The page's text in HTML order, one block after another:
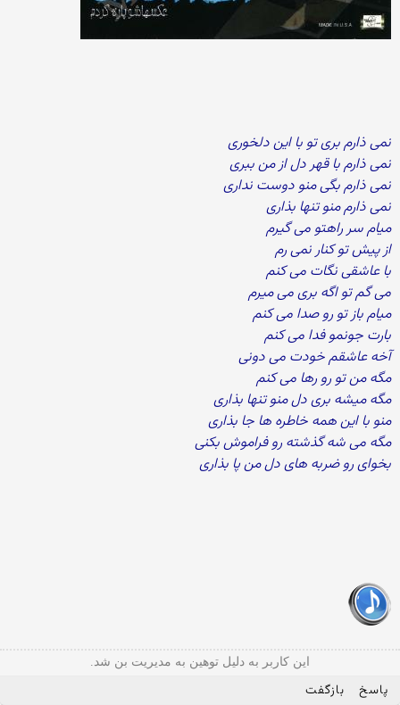
نمی ذارم بری تو با این دلخوری
نمی ذارم با قهر دل از من ببری
نمی ذارم بگی منو دوست نداری
نمی ذارم منو تنها بذاری
میام سر راهتو می گیرم
از پیش تو کنار نمی رم
با عاشقی نگات می کنم
می گم تو اگه بری می میرم
میام باز تو رو صدا می کنم
بارت جونمو فدا می کنم
آخه عاشقم خودت می دونی
مگه من تو رو رها می کنم
مگه میشه بری دل منو تنها بذاری
منو با این همه خاطره ها جا بذاری
مگه می شه گذشته رو فراموش بکنی
بخوای رو ضربه های دل من پا بذاری
این کاربر به دلیل توهین به مدیریت بن شد.
پاسخ بازگفت